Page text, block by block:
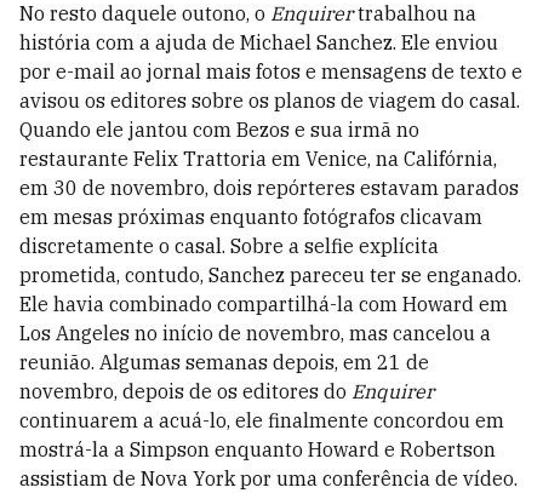
No resto daquele outono, o Enquirertrabalhou na
história com a ajuda de Michael Sanchez. Ele enviou
por e-mail ao jornal mais fotos e mensagens de texto e
avisou os editores sobre os planos de viagem do casal.
Quando ele jantou com Bezos e sua irmã no
restaurante Felix Trattoria em Venice, na Califórnia,
em 30 de novembro, dois repórteres estavam parados
em mesas próximas enquanto fotógrafos clicavam
discretamente o casal. Sobre a selfie explícita
prometida, contudo, Sanchez pareceu ter se enganado.
Ele havia combinado compartilhá-la com Howard em
Los Angeles no início de novembro, mas cancelou a
reunião. Algumas semanas depois, em 21 de
novembro, depois de os editores do Enquirer
continuarem a acuá-lo, ele finalmente concordou em
mostrá-la a Simpson enquanto Howard e Robertson
assistiam de Nova York por uma conferência de vídeo.